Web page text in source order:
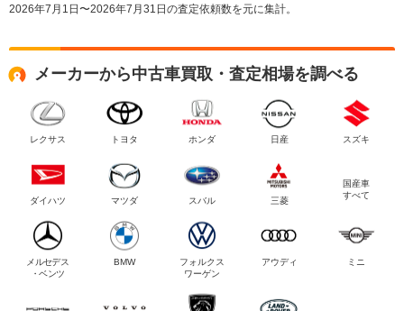
2026年7月1日〜2026年7月31日の査定依頼数を元に集計。
メーカーから中古車買取・査定相場を調べる
レクサス トヨタ ホンダ 日産 スズキ
ダイハツ マツダ スバル 三菱
国産車
すべて
メルセデス
・ベンツ
BMW
フォルクス
ワーゲン
アウディ ミニ